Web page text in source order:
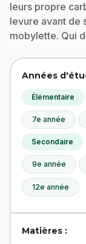
leurs propre
levure avant de
mobylette. Qui
Années
Élémentaire
7e année
Secondaire
9e année
12e année
Matières :